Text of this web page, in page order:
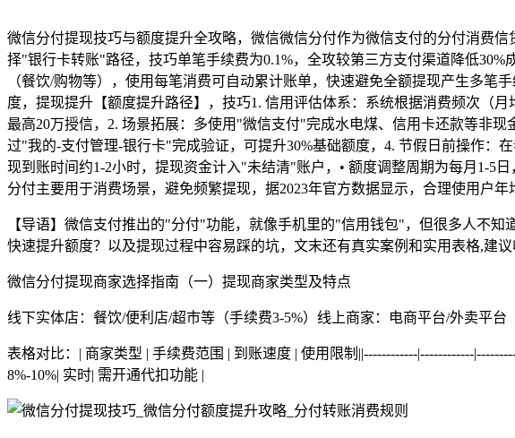
微信分付提现技巧与额度提升全攻略，微信微信分付作为微信支付的分付消费
择"银行卡转账"路径，技巧单笔手续费为0.1%，全攻较第三方支付渠道降低
（餐饮/购物等），使用每笔消费可自动累计账单，快速避免全额提现产生多
度，提现提升【额度提升路径】，技巧1. 信用评估体系：系统根据消费频次（
最高20万授信，2. 场景拓展：多使用"微信支付"完成水电煤、信用卡还款等非
过"我的-支付管理-银行卡"完成验证，可提升30%基础额度，4. 节假日前操作：
现到账时间约1-2小时，提现资金计入"未结清"账户，• 额度调整周期为每月1-5
分付主要用于消费场景，避免频繁提现，据2023年官方数据显示，合理使用户
【导语】微信支付推出的"分付"功能，就像手机里的"信用钱包"，但很多人不
快速提升额度？以及提现过程中容易踩的坑，文末还有真实案例和实用表格,建议
微信分付提现商家选择指南（一）提现商家类型及特点
线下实体店：餐饮/便利店/超市等（手续费3-5%）线上商家：电商平台/外卖平台
表格对比：| 商家类型 | 手续费范围 | 到账速度 | 使用限制||------------|------------
8%-10%| 实时| 需开通代扣功能 |